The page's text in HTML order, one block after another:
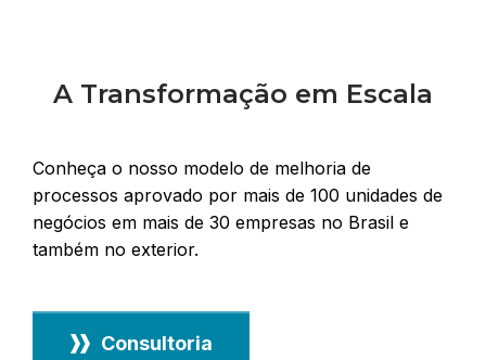
A Transformação em Escala
Conheça o nosso modelo de melhoria de
processos aprovado por mais de 100 unidades de
negócios em mais de 30 empresas no Brasil e
também no exterior.
Consultoria